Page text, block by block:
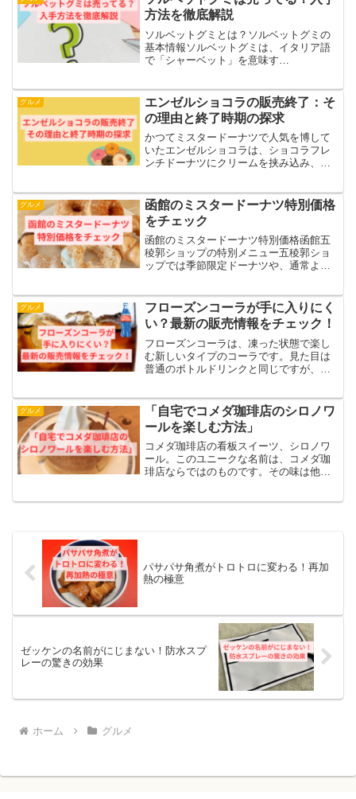
き、長時間座っていても疲...
方法を徹底解説
ソルベットグミとは？ソルベットグミの
基本情報ソルベットグミは、イタリア語
で「シャーベット」を意味す
なネーミングとともに、夏にぴったりな
爽快感を提供するスイー...
グルメ
エンゼルショコラの販売終了：そ
の理由と終了時期の探求
かつてミスタードーナツで人気を博して
いたエンゼルショコラは、ショコラフレ
ンチドーナツにクリームを挟み込み、全
がなぜ市場から姿を消したのか、そして
具体的な終了時期について...
グルメ
函館のミスタードーナツ特別価格
をチェック
函館のミスタードーナツ特別価格函館五
稜郭ショップの特別メニュー五稜郭ショ
ップでは季節限定ドーナツや、通常より
定のセットメニューは、ドーナツとドリ
ンクがセットになっており...
グルメ
フローズンコーラが手に入りにく
い？最新の販売情報をチェック！
フローズンコーラは、凍った状態で楽し
む新しいタイプのコーラです。見た目は
普通のボトルドリンクと同じですが、特
事で、フローズンコーラについての最新
情報をご紹介します。- ...
グルメ
「自宅でコメダ珈琲店のシロノワ
ールを楽しむ方法」
コメダ珈琲店の看板スイーツ、シロノワ
ール。このユニークな名前は、コメダ珈
琲店ならではのものです。その味は他に
パサパサ角煮がトロトロに変わる！再加
熱の極意
ゼッケンの名前がにじまない！防水スプ
レーの驚きの効果
ホーム グルメ